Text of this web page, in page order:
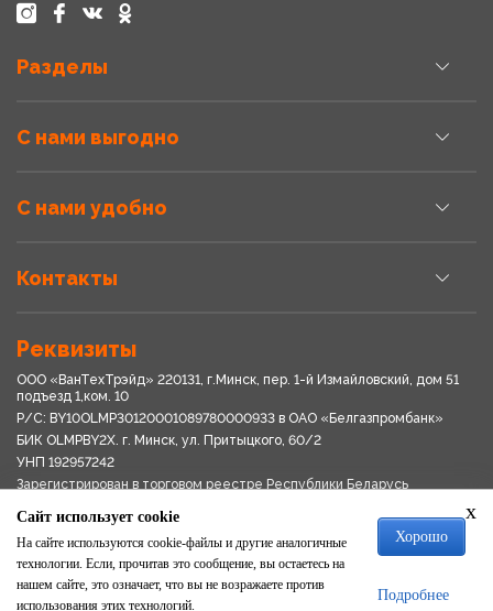
Разделы
С нами выгодно
С нами удобно
Контакты
Реквизиты
ООО «ВанТехТрэйд» 220131, г.Минск, пер. 1-й Измайловский, дом 51
подъезд 1,ком. 10
Р/С: BY10OLMP30120001089780000933 в OАО «Белгазпромбанк»
БИК OLMPBY2X. г. Минск, ул. Притыцкого, 60/2
УНП 192957242
Зарегистрирован в торговом реестре Республики Беларусь
Свидетельство о регистрации № 192957242выдано 18.08.2017
Мингориспоплком
Политика обработки персональных данных
Положение о системе видеонаблюдения
Политика в отношении обработки файлов cookie
x
Сайт использует cookie
На сайте используются cookie-файлы и другие аналогичные
технологии. Если, прочитав это сообщение, вы остаетесь на
нашем сайте, это означает, что вы не возражаете против
использования этих технологий.
Хорошо
Подробнее